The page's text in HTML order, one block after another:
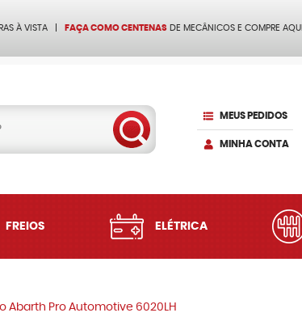
À VISTA FAÇA COMO CENTENAS DE MECÂNICOS E COMPRE AQUI
MEUS PEDIDOS
MINHA CONTA
FREIOS ELÉTRICA
Abarth Pro Automotive 6020LH